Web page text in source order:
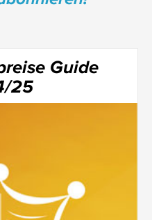
Guide
25